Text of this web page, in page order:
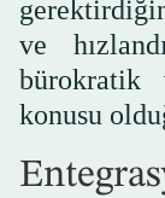
ve
konusu